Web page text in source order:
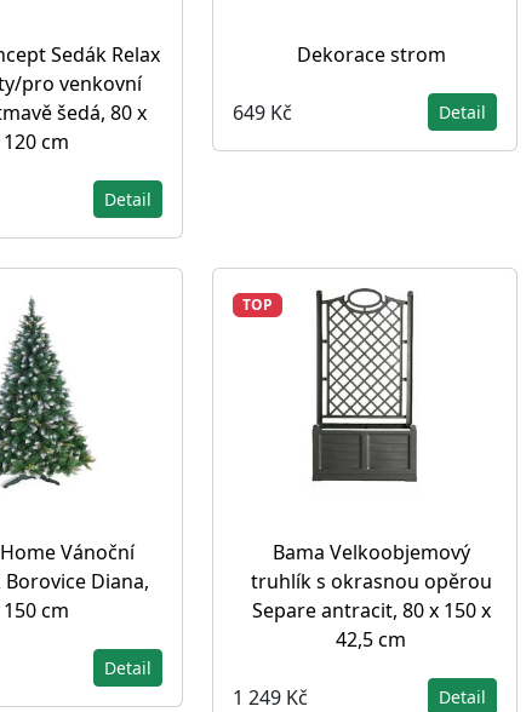
Sedák Relax
pro venkovní
šedá, 80 x
120 cm
Detail
Dekorace strom
649 Kč Detail
Vánoční
Diana,
150 cm
Detail
TOP
Bama Velkoobjemový
truhlík s okrasnou opěrou
Separe antracit, 80 x 150 x
42,5 cm
1 249 Kč Detail